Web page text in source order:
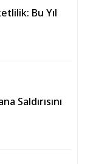
Bu Yıl
Saldırısını